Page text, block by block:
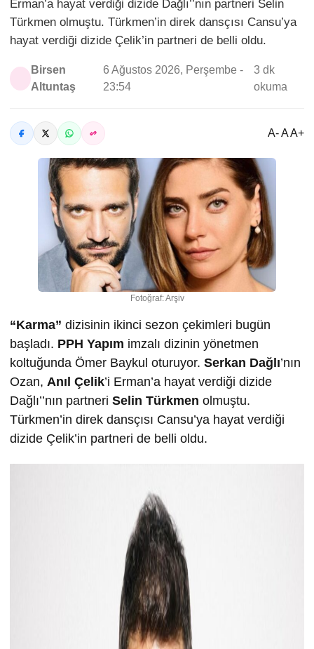
Erman’a hayat verdiği dizide Dağlı’’nın partneri Selin
Türkmen olmuştu. Türkmen’in direk dansçısı Cansu’ya
hayat verdiği dizide Çelik’in partneri de belli oldu.
Birsen
Altuntaş
6 Ağustos 2026, Perşembe -
23:54
3 dk
okuma
A- A A+
Fotoğraf: Arşiv
“Karma” dizisinin ikinci sezon çekimleri bugün
başladı. PPH Yapım imzalı dizinin yönetmen
koltuğunda Ömer Baykul oturuyor. Serkan Dağlı’nın
Ozan, Anıl Çelik’i Erman’a hayat verdiği dizide
Dağlı’’nın partneri Selin Türkmen olmuştu.
Türkmen’in direk dansçısı Cansu’ya hayat verdiği
dizide Çelik’in partneri de belli oldu.